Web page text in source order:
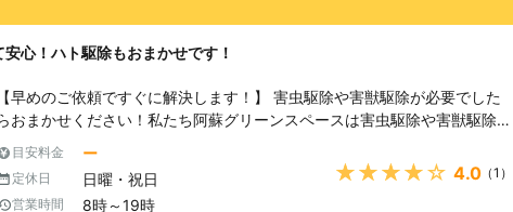
心！ハト駆除もおまかせです！
【早めのご依頼ですぐに解決します！】 害虫駆除や害獣駆除が必要でした
おまかせください！私たち阿蘇グリーンスペースは害虫駆除や害獣駆除を
行ってきた業者ですので、様々な害虫や害獣を駆除することができます。皆
さまを悩ませる嫌な生き物はすぐに駆除すべきですので、ぜひ早めのご依頼
願いいたします。 【ハト駆除もおまかせください】 一般的には害のあ
目安料金 ー
定休日 日曜・祝日
営業時間 8時～19時
★★★★★ 4.0（1）